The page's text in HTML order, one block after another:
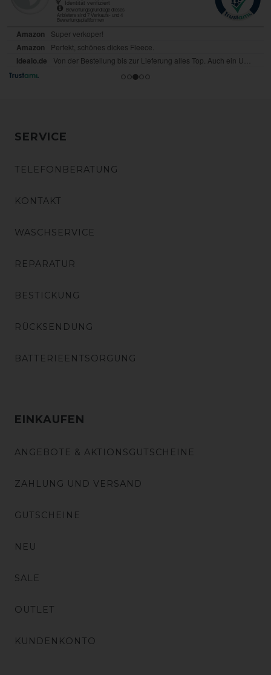
SERVICE
TELEFONBERATUNG
KONTAKT
WASCHSERVICE
REPARATUR
BESTICKUNG
RÜCKSENDUNG
BATTERIEENTSORGUNG
EINKAUFEN
ANGEBOTE & AKTIONSGUTSCHEINE
ZAHLUNG UND VERSAND
GUTSCHEINE
NEU
SALE
OUTLET
KUNDENKONTO